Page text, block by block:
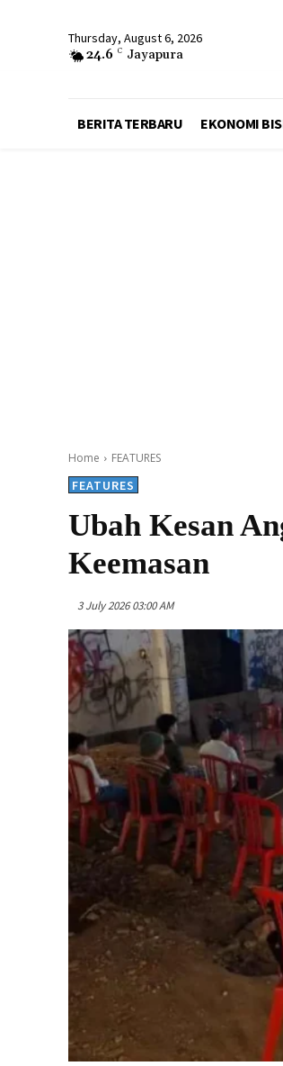
Thursday, August 6, 2026
24.6 C Jayapura
BERITA TERBARU EKONOMI
Home FEATURES
FEATURES
Ubah Kesan
Keemasan
3 July 2026 03:00 AM